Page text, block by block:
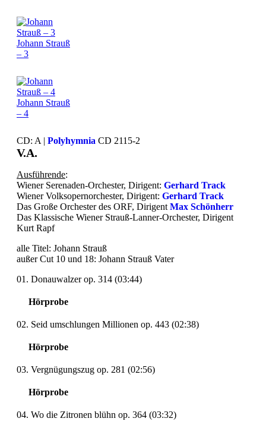
Johann Strauß
– 3
Johann Strauß
– 4
CD: A | Polyhymnia CD 2115-2
V.A.
Ausführende:
Wiener Serenaden-Orchester, Dirigent: Gerhard Track
Wiener Volksopernorchester, Dirigent: Gerhard Track
Das Große Orchester des ORF, Dirigent Max Schönherr
Das Klassische Wiener Strauß-Lanner-Orchester, Dirigent
Kurt Rapf
alle Titel: Johann Strauß
außer Cut 10 und 18: Johann Strauß Vater
01. Donauwalzer op. 314 (03:44)
Hörprobe
02. Seid umschlungen Millionen op. 443 (02:38)
Hörprobe
03. Vergnügungszug op. 281 (02:56)
Hörprobe
04. Wo die Zitronen blühn op. 364 (03:32)